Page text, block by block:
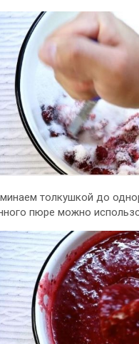
толкушкой до
пюре можно